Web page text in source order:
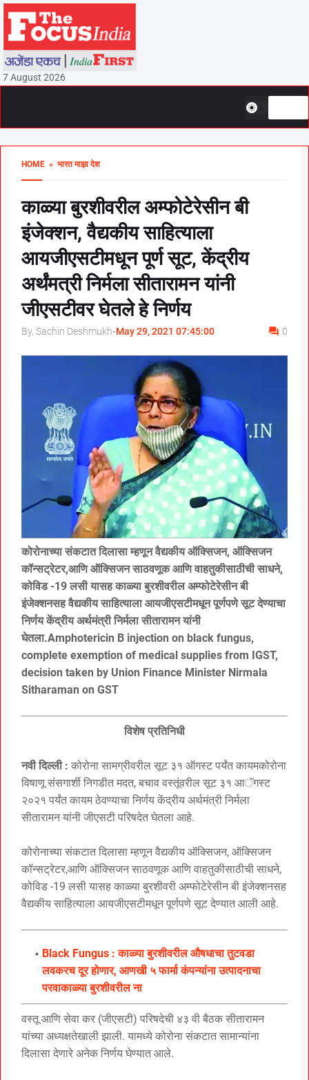
7 August 2026
HOME » भारत माझा देश
काळ्या बुरशीवरील अम्फोटेरेसीन बी
इंजेक्शन, वैद्यकीय साहित्याला
आयजीएसटीमधून पूर्ण सूट, केंद्रीय
अर्थंमत्री निर्मला सीतारामन यांनी
जीएसटीवर घेतले हे निर्णय
By, Sachin Deshmukh-May 29, 2021 07:45:00 0
कोरोनाच्या संकटात दिलासा म्हणून वैद्यकीय ऑक्सिजन, ऑक्सिजन
कॉन्सट्रेटर,आणि ऑक्सिजन साठवणूक आणि वाहतुकीसाठीची साधने,
कोविड -19 लसी यासह काळ्या बुरशीवरील अम्फोटेरेसीन बी
इंजेक्शनसह वैद्यकीय साहित्याला आयजीएसटीमधून पूर्णपणे सूट देण्याचा
निर्णय केंद्रीय अर्थमंत्री निर्मला सीतारामन यांनी
घेतला.Amphotericin B injection on black fungus,
complete exemption of medical supplies from IGST,
decision taken by Union Finance Minister Nirmala
Sitharaman on GST
विशेष प्रतिनिधी
नवी दिल्ली : कोरोना सामग्रीवरील सूट ३१ ऑगस्ट पर्यंत कायमकोरोना
विषाणू संसगार्शी निगडीत मदत, बचाव वस्तूंवरील सूट ३१ आॅगस्ट
२०२१ पर्यंत कायम ठेवण्याचा निर्णय केंद्रीय अर्थमंत्री निर्मला
सीतारामन यांनी जीएसटी परिषदेत घेतला आहे.
कोरोनाच्या संकटात दिलासा म्हणून वैद्यकीय ऑक्सिजन, ऑक्सिजन
कॉन्सट्रेटर,आणि ऑक्सिजन साठवणूक आणि वाहतुकीसाठीची साधने,
कोविड -19 लसी यासह काळ्या बुरशीवरी अम्फोटेरेसीन बी इंजेक्शनसह
वैद्यकीय साहित्याला आयजीएसटीमधून पूर्णपणे सूट देण्यात आली आहे.
Black Fungus : काळ्या बुरशीवरील औषधाचा तुटवडा
लवकरच दूर होणार, आणखी ५ फार्मा कंपन्यांना उत्पादनाचा
परवाकाळ्या बुरशीवरील ना
वस्तू आणि सेवा कर (जीएसटी) परिषदेची ४३ वी बैठक सीतारामन
यांच्या अध्यक्षतेखाली झाली. यामध्ये कोरोना संकटात सामान्यांना
दिलासा देणारे अनेक निर्णय घेण्यात आले.